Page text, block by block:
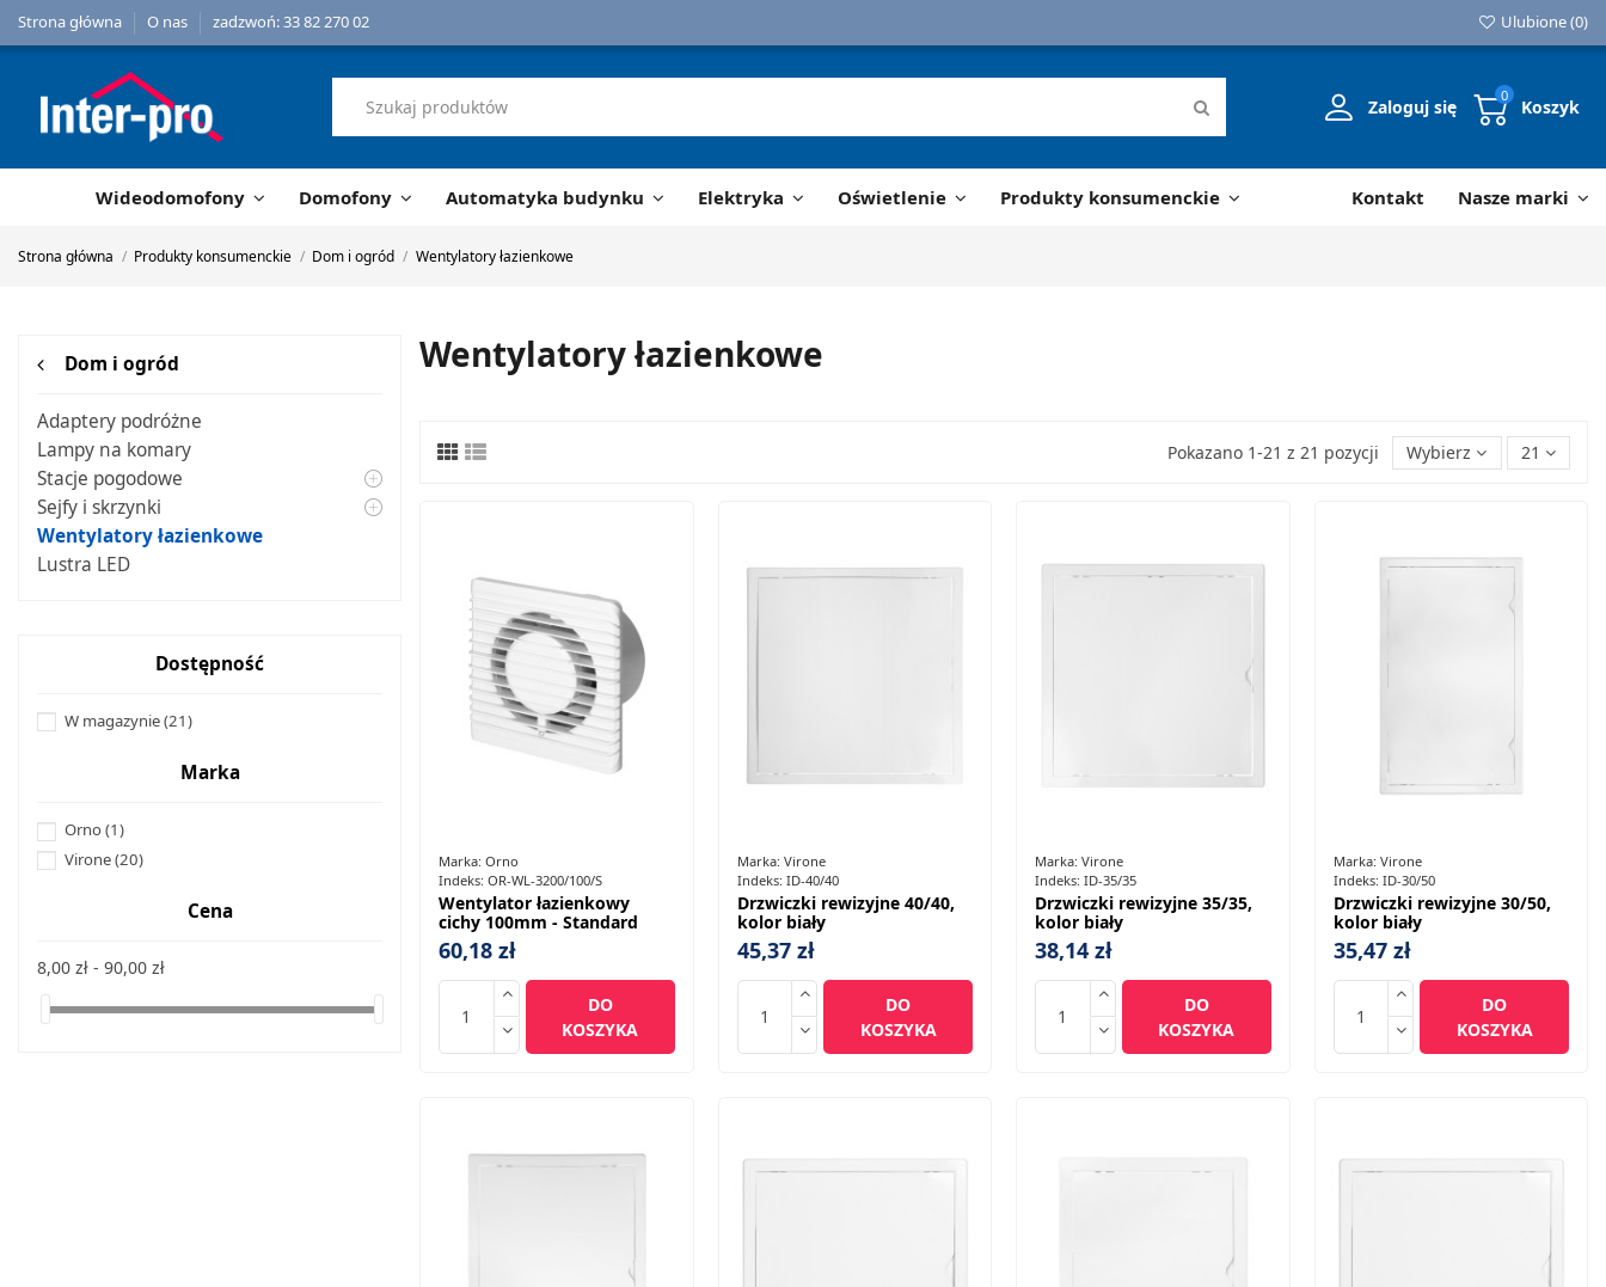
Strona główna O nas zadzwoń: 33 82 270 02 Ulubione (0)
Zaloguj się
0
Koszyk
Wideodomofony Domofony Automatyka budynku Elektryka Oświetlenie Produkty konsumenckie Nasze marki
Kontakt
Strona główna Produkty konsumenckie Dom i ogród Wentylatory łazienkowe
Wentylatory łazienkowe
Pokazano 1-21 z 21 pozycji Wybierz 21
Marka: Orno
Indeks: OR-WL-3200/100/S
Wentylator łazienkowy
cichy 100mm - Standard
60,18 zł
DO
KOSZYKA
Marka: Virone
Indeks: ID-40/40
Drzwiczki rewizyjne 40/40,
kolor biały
45,37 zł
DO
KOSZYKA
Marka: Virone
Indeks: ID-35/35
Drzwiczki rewizyjne 35/35,
kolor biały
38,14 zł
DO
KOSZYKA
Marka: Virone
Indeks: ID-30/50
Drzwiczki rewizyjne 30/50,
kolor biały
35,47 zł
DO
KOSZYKA
Dom i ogród
Adaptery podróżne
Lampy na komary
Stacje pogodowe
Sejfy i skrzynki
Wentylatory łazienkowe
Lustra LED
Dostępność
W magazynie(21)
Marka
Orno(1)
Virone(20)
Cena
8,00 zł - 90,00 zł